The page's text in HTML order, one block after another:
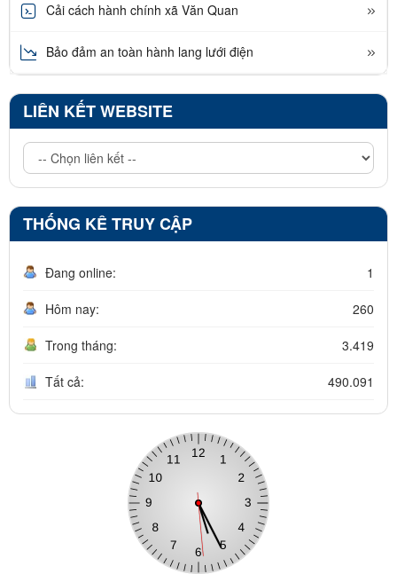
Cải cách hành chính xã Văn Quan
Bảo đảm an toàn hành lang lưới điện
LIÊN KẾT WEBSITE
THỐNG KÊ TRUY CẬP
Đang online: 1
Hôm nay: 260
Trong tháng: 3.419
Tất cả: 490.091